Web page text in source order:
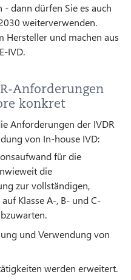
dann dürfen Sie es auch
weiterverwenden.
Hersteller und machen aus
IVD.
Anforderungen
konkret
Anforderungen der IVDR
von In-house IVD:
für die
die
zur vollständigen,
Klasse A-, B- und C-
und Verwendung von
werden erweitert.